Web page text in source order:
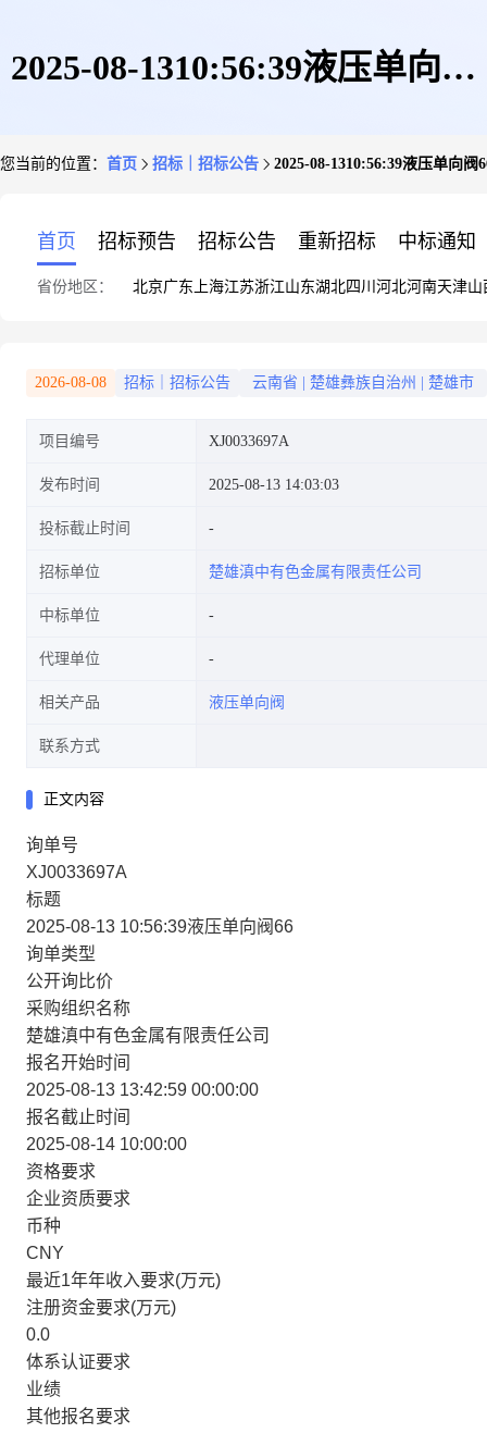
2025-08-1310:56:39液压单向阀
您当前的位置： 首页 招标｜招标公告 2025-08-1310:56:39液压单向阀
首页 招标预告 招标公告 重新招标 中标通知
省份地区： 北京广东 上海江苏浙江山东湖北四川 河北河南天津山
2026-08-08 招标｜招标公告 云南省 楚雄彝族自治州 楚雄市
项目编号 XJ0033697A
发布时间 2025-08-13 14:03:03
投标截止时间
招标单位 楚雄滇中有色金属有限责任公司
中标单位
代理单位
相关产品 液压单向阀
联系方式
正文内容
询单号
XJ0033697A
标题
2025-08-13 10:56:39液压单向阀66
询单类型
公开询比价
采购组织名称
楚雄滇中有色金属有限责任公司
报名开始时间
2025-08-13 13:42:59 00:00:00
报名截止时间
2025-08-14 10:00:00
资格要求
企业资质要求
币种
CNY
最近1年年收入要求(万元)
注册资金要求(万元)
0.0
体系认证要求
业绩
其他报名要求